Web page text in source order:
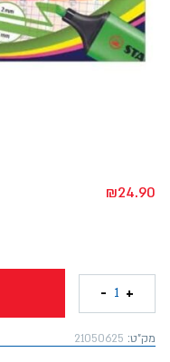
₪24.90
+
1
-
מק"ט: 21050625